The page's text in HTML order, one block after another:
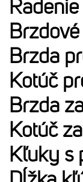
Brzda
Kotúč
Brzda
Kotúč
Kľuky s